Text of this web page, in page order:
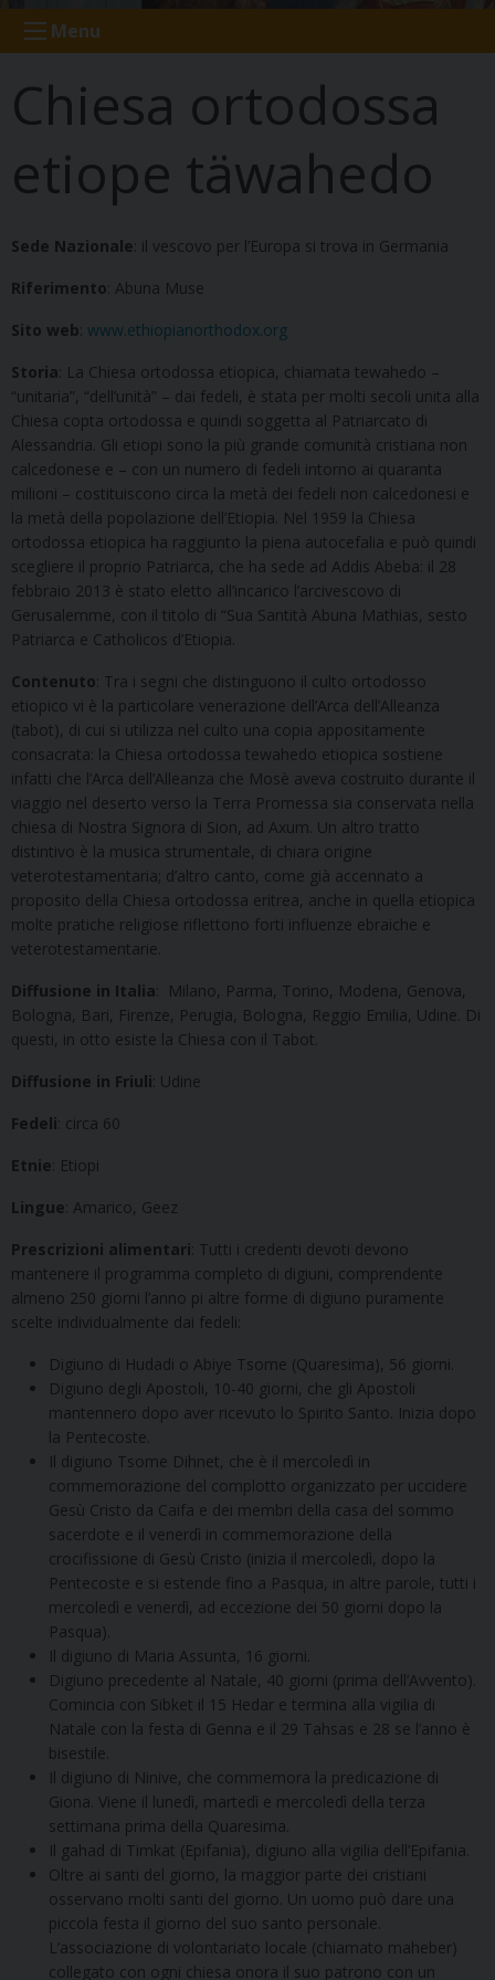
Menu
Chiesa ortodossa
etiope täwahedo
Sede Nazionale : il vescovo per l’Europa si trova in Germania
Riferimento : Abuna Muse
Sito web www.ethiopianorthodox.org
Storia : La Chiesa ortodossa etiopica, chiamata tewahedo –
“unitaria”, “dell’unità” – dai fedeli, è stata per molti secoli unita alla
Chiesa copta ortodossa e quindi soggetta al Patriarcato di
Alessandria. Gli etiopi sono la più grande comunità cristiana non
calcedonese e – con un numero di fedeli intorno ai quaranta
milioni – costituiscono circa la metà dei fedeli non calcedonesi e
la metà della popolazione dell’Etiopia. Nel 1959 la Chiesa
ortodossa etiopica ha raggiunto la piena autocefalia e può quindi
scegliere il proprio Patriarca, che ha sede ad Addis Abeba: il 28
febbraio 2013 è stato eletto all’incarico l’arcivescovo di
Gerusalemme, con il titolo di “Sua Santità Abuna Mathias, sesto
Patriarca e Catholicos d’Etiopia.
Contenuto : Tra i segni che distinguono il culto ortodosso
etiopico vi è la particolare venerazione dell’Arca dell’Alleanza
(tabot), di cui si utilizza nel culto una copia appositamente
consacrata: la Chiesa ortodossa tewahedo etiopica sostiene
infatti che l’Arca dell’Alleanza che Mosè aveva costruito durante il
viaggio nel deserto verso la Terra Promessa sia conservata nella
chiesa di Nostra Signora di Sion, ad Axum. Un altro tratto
distintivo è la musica strumentale, di chiara origine
veterotestamentaria; d’altro canto, come già accennato a
proposito della Chiesa ortodossa eritrea, anche in quella etiopica
molte pratiche religiose riflettono forti influenze ebraiche e
veterotestamentarie.
Diffusione in Italia : Milano, Parma, Torino, Modena, Genova,
Bologna, Bari, Firenze, Perugia, Bologna, Reggio Emilia, Udine. Di
questi, in otto esiste la Chiesa con il Tabot.
Diffusione in Friuli : Udine
Fedeli : circa 60
Etnie : Etiopi
Lingue : Amarico, Geez
Prescrizioni alimentari : Tutti i credenti devoti devono
mantenere il programma completo di digiuni, comprendente
almeno 250 giorni l’anno pi altre forme di digiuno puramente
scelte individualmente dai fedeli:
Digiuno di Hudadi o Abiye Tsome (Quaresima), 56 giorni.
Digiuno degli Apostoli, 10-40 giorni, che gli Apostoli
mantennero dopo aver ricevuto lo Spirito Santo. Inizia dopo
la Pentecoste.
Il digiuno Tsome Dihnet, che è il mercoledì in
commemorazione del complotto organizzato per uccidere
Gesù Cristo da Caifa e dei membri della casa del sommo
sacerdote e il venerdì in commemorazione della
crocifissione di Gesù Cristo (inizia il mercoledì, dopo la
Pentecoste e si estende fino a Pasqua, in altre parole, tutti i
mercoledì e venerdì, ad eccezione dei 50 giorni dopo la
Pasqua).
Il digiuno di Maria Assunta, 16 giorni.
Digiuno precedente al Natale, 40 giorni (prima dell’Avvento).
Comincia con Sibket il 15 Hedar e termina alla vigilia di
Natale con la festa di Genna e il 29 Tahsas e 28 se l’anno è
bisestile.
Il digiuno di Ninive, che commemora la predicazione di
Giona. Viene il lunedì, martedì e mercoledì della terza
settimana prima della Quaresima.
Il gahad di Timkat (Epifania), digiuno alla vigilia dell’Epifania.
Oltre ai santi del giorno, la maggior parte dei cristiani
osservano molti santi del giorno. Un uomo può dare una
piccola festa il giorno del suo santo personale.
L’associazione di volontariato locale (chiamato maheber)
collegato con ogni chiesa onora il suo patrono con un